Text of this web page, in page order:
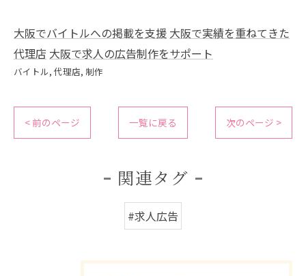
大阪でバイトルへの掲載を支援 大阪で実績を重ねてきた
代理店 大阪で求人の広告制作をサポート
バイトル 代理店 制作
< 前のページ 一覧に戻る 次のページ >
関連タグ
#求人広告